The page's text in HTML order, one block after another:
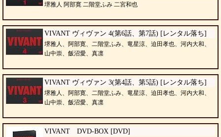
堺雅人 阿部寛 二階堂ふみ 二宮和也
VIVANT ヴィヴァン 4(第6話、第7話) [レンタル落ち]
堺雅人、阿部寛、二階堂ふみ、竜星涼、迫田孝也、河内大和、
山中崇、飯沼愛、真凛
VIVANT ヴィヴァン 3(第4話、第5話) [レンタル落ち]
堺雅人、阿部寛、二階堂ふみ、竜星涼、迫田孝也、河内大和、
山中崇、飯沼愛、真凛
VIVANT DVD-BOX [DVD]